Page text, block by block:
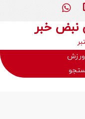
نبض خبر
ورزش